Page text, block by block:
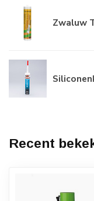
Zwaluw
Recent